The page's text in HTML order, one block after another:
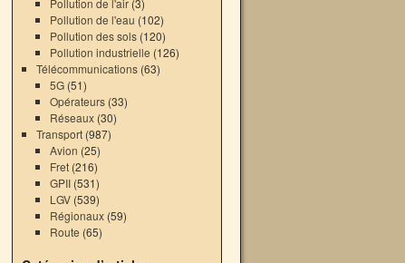
Pollution de l'air (3)
Pollution de l'eau (102)
Pollution des sols (120)
Pollution industrielle (126)
Télécommunications(63)
5G (51)
Opérateurs (33)
Réseaux (30)
Transport(987)
Avion (25)
Fret (216)
GPII (531)
LGV (539)
Régionaux (59)
Route (65)